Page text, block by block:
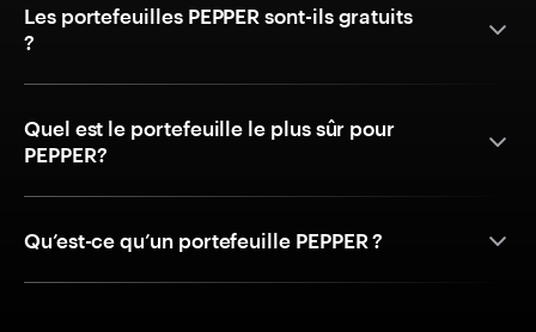
Les portefeuilles PEPPER sont-ils gratuits
?
Quel est le portefeuille le plus sûr pour
PEPPER?
Qu’est-ce qu’un portefeuille PEPPER ?